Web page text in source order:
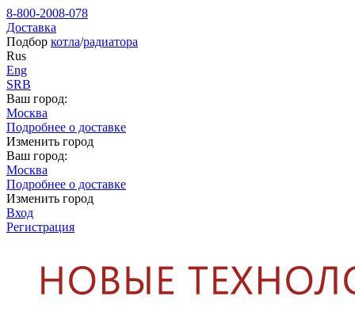
8-800-2008-078
Доставка
Подбор котла/радиатора
Rus
Eng
SRB
Ваш город:
Москва
Подробнее о доставке
Изменить город
Ваш город:
Москва
Подробнее о доставке
Изменить город
Вход
Регистрация